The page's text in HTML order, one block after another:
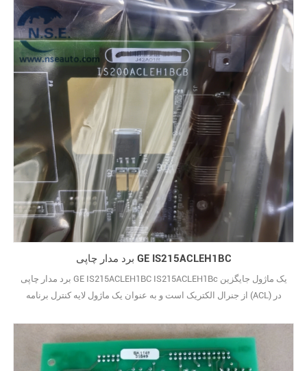
برد مدار چاپی GE IS215ACLEH1BC
برد مدار چاپی GE IS215ACLEH1BC IS215ACLEH1Bc یک ماژول جایگزین
از جنرال الکتریک است و به عنوان یک ماژول لایه کنترل برنامه (ACL) در
متعدد این شرکت - کار می‌کند. اغلب آن را با کنترل‌کننده‌های سری
Innovation نیز جفت خواهید دید، زیرا با آن سیستم‌ها به خوبی کار می‌کند.
روی صفحه جلویی برد (که به 29